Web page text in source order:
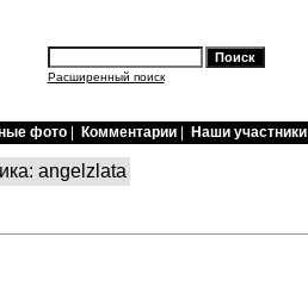
Расширенный поиск
фото Комментарии Наши участники
angelzlata